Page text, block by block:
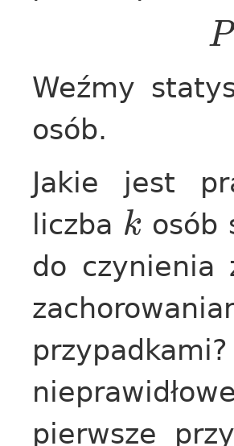
P
Weźmy
osób.
Jakie jest
liczba k osób
do czynienia
pierwsze